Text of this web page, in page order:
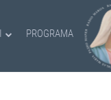
PROGRAMA